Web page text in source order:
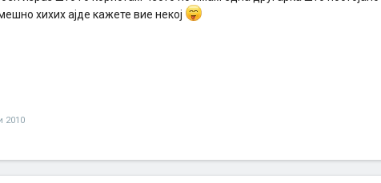
хихих ајде кажете вие некој
2010